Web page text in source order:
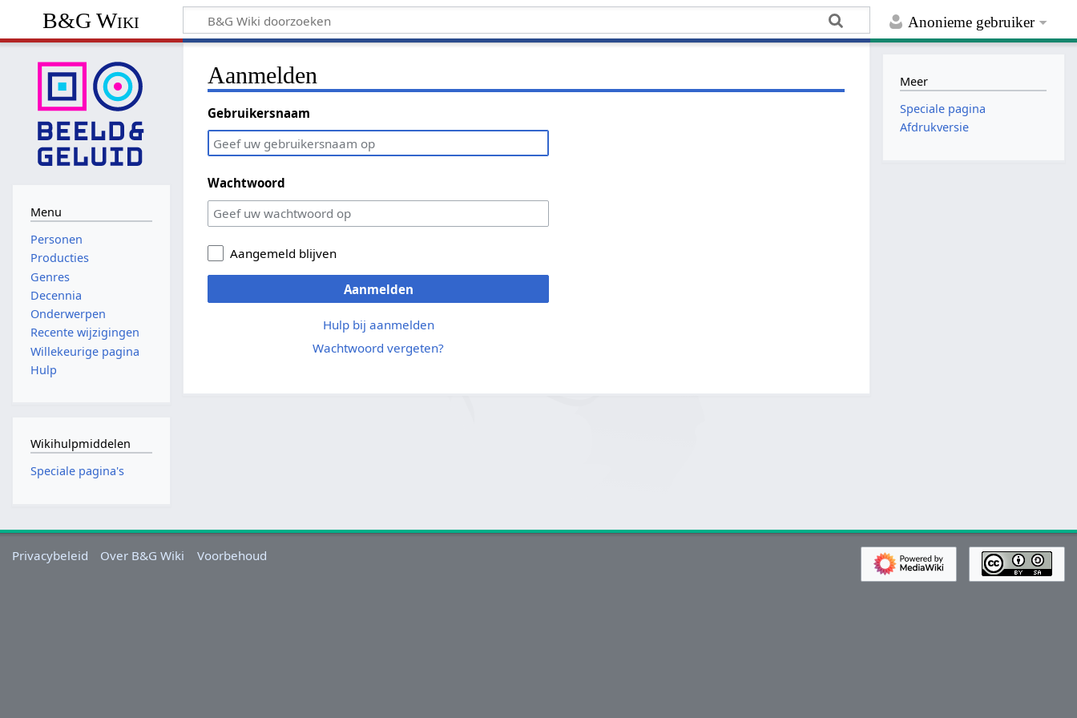
Anonieme gebruiker
B&G Wiki
Aanmelden
Gebruikersnaam
Wachtwoord
Aangemeld blijven
Aanmelden
Hulp bij aanmelden
Wachtwoord vergeten?
Menu
Personen
Producties
Genres
Decennia
Onderwerpen
Recente wijzigingen
Willekeurige pagina
Hulp
Wikihulpmiddelen
Speciale pagina's
Meer
Speciale pagina
Afdrukversie
Privacybeleid Over B&G Wiki Voorbehoud